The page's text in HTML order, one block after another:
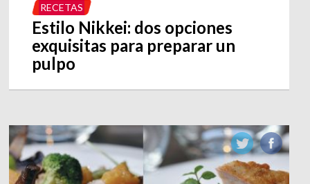
RECETAS
Estilo Nikkei: dos opciones
exquisitas para preparar un
pulpo